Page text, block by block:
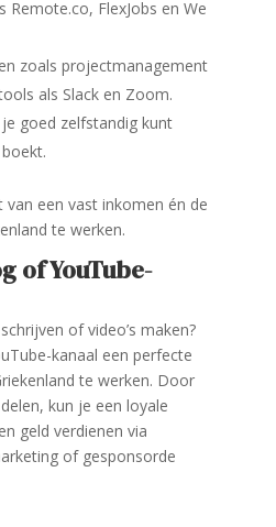
Remote.co, FlexJobs en We
zoals projectmanagement
als Slack en Zoom.
goed zelfstandig kunt
een vast inkomen én de
te werken.
of YouTube-
of video’s maken?
kanaal een perfecte
te werken. Door
kun je een loyale
geld verdienen via
of gesponsorde